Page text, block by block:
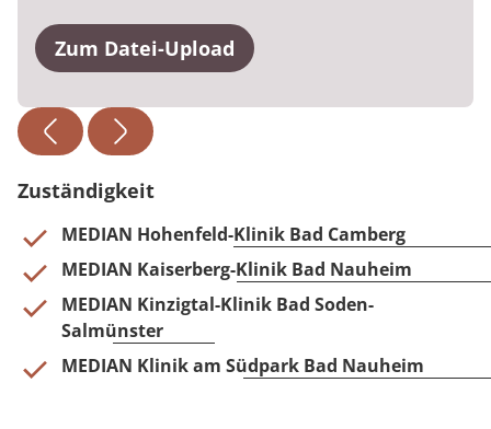
Zum Datei-Upload
Zuständigkeit
MEDIAN Hohenfeld-Klinik Bad Camberg
MEDIAN Kaiserberg-Klinik Bad Nauheim
MEDIAN Kinzigtal-Klinik Bad Soden-
Salmünster
MEDIAN Klinik am Südpark Bad Nauheim